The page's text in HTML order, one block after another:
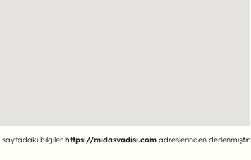
sayfadaki bilgiler https://midasvadisi.com adreslerinden derlenmiştir.